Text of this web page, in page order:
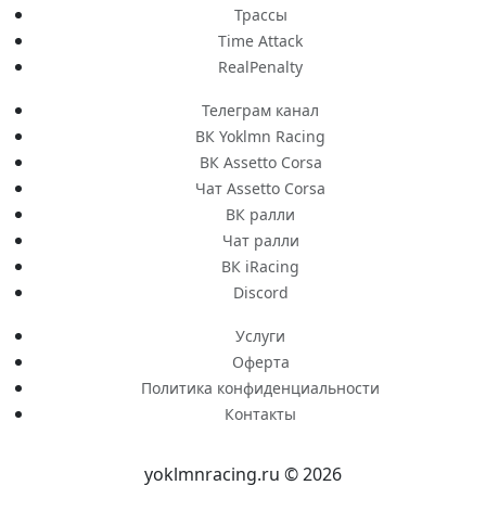
Трассы
Time Attack
RealPenalty
Телеграм канал
ВК Yoklmn Racing
ВК Assetto Corsa
Чат Assetto Corsa
ВК ралли
Чат ралли
ВК iRacing
Discord
Услуги
Оферта
Политика конфиденциальности
Контакты
yoklmnracing.ru © 2026